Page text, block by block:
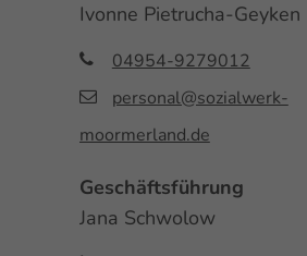
Ivonne Pietrucha-Geyken
04954-9279012
personal@sozialwerk-
moormerland.de
Geschäftsführung
Jana Schwolow